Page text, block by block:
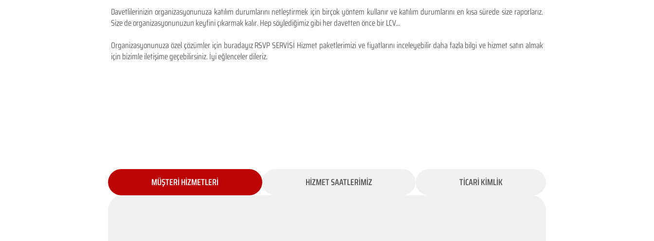
Davetlilerinizin organizasyonunuza katılım durumlarını netleştirmek için birçok yöntem kullanır ve katılım durumlarını en kısa sürede size raporlarız.
Size de organizasyonunuzun keyfini çıkarmak kalır. Hep söylediğimiz gibi her davetten önce bir LCV...
Organizasyonunuza özel çözümler için buradayız RSVP SERVİSİ Hizmet paketlerimizi ve fiyatlarını inceleyebilir daha fazla bilgi ve hizmet satın almak
için bizimle iletişime geçebilirsiniz. İyi eğlenceler dileriz.
MÜŞTERİ HİZMETLERİ HİZMET SAATLERİMİZ TİCARİ KİMLİK